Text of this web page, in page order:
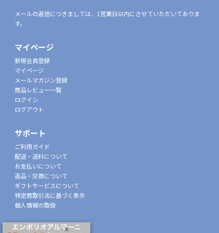
メールの返信につきましては、1営業日以内にさせていただいておりま
す。
マイページ
新規会員登録
マイページ
メールマガジン登録
商品レビュー一覧
ログイン
ログアウト
サポート
ご利用ガイド
配送・送料について
お支払いについて
返品・交換について
ギフトサービスについて
特定商取引法に基づく表示
個人情報の取扱
会社概要